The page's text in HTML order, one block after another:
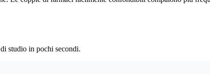
studio in pochi secondi.